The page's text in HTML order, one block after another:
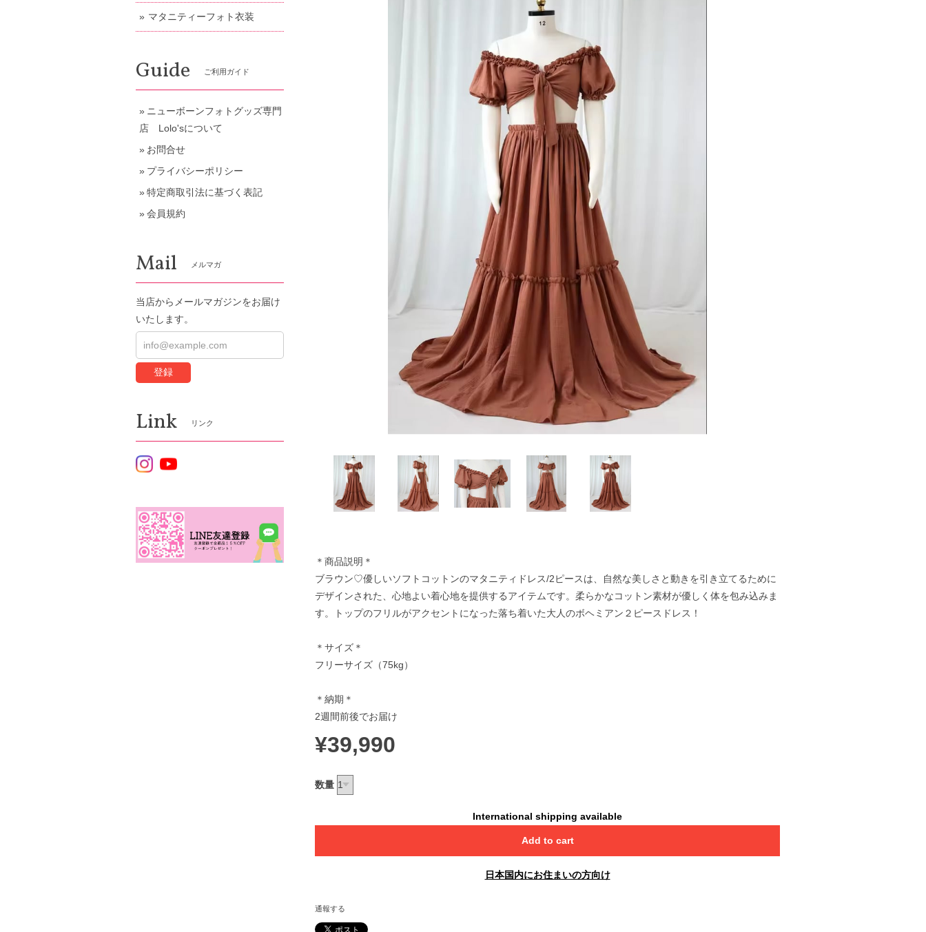
＊商品説明＊
ブラウン♡優しいソフトコットンのマタニティドレス/2ピースは、自然な美しさと動きを引き立てるために
デザインされた、心地よい着心地を提供するアイテムです。柔らかなコットン素材が優しく体を包み込みま
す。トップのフリルがアクセントになった落ち着いた大人のボヘミアン２ピースドレス！
＊サイズ＊
フリーサイズ（75kg）
＊納期＊
2週間前後でお届け
¥39,990
数量
International shipping available
Add to cart
日本国内にお住まいの方向け
通報する
マタニティーフォト衣装
Guide ご利用ガイド
ニューボーンフォトグッズ専門
店 Lolo'sについて
お問合せ
プライバシーポリシー
特定商取引法に基づく表記
会員規約
Mail メルマガ
当店からメールマガジンをお届け
いたします。
登録
Link リンク